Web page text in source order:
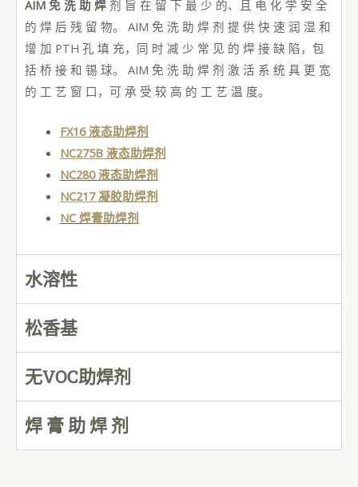
AIM 免 洗 助 焊 剂 旨 在 留 下 最 少 的、且 电 化 学 安 全
的 焊 后 残 留 物。 AIM 免 洗 助 焊 剂 提 供 快 速 润 湿 和
增 加 PTH 孔 填 充，同 时 减 少 常 见 的 焊 接 缺 陷，包
括 桥 接 和 锡 球。 AIM 免 洗 助 焊 剂 激 活 系 统 具 更 宽
的 工 艺 窗 口，可 承 受 较 高 的 工 艺 温 度。
FX16 液态助焊剂
NC275B 液态助焊剂
NC280 液态助焊剂
NC217 凝胶助焊剂
NC 焊膏助焊剂
水溶性
松香基
无VOC助焊剂
焊 膏 助 焊 剂